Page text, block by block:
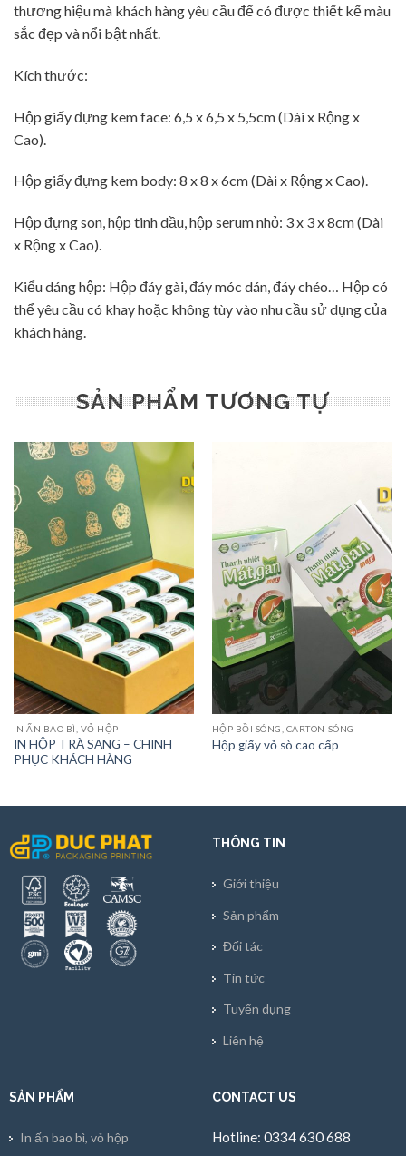
thương hiệu mà khách hàng yêu cầu để có được thiết kế màu
sắc đẹp và nổi bật nhất.
Kích thước:
Hộp giấy đựng kem face: 6,5 x 6,5 x 5,5cm (Dài x Rộng x
Cao).
Hộp giấy đựng kem body: 8 x 8 x 6cm (Dài x Rộng x Cao).
Hộp đựng son, hộp tinh dầu, hộp serum nhỏ: 3 x 3 x 8cm (Dài
x Rộng x Cao).
Kiểu dáng hộp: Hộp đáy gài, đáy móc dán, đáy chéo… Hộp có
thể yêu cầu có khay hoặc không tùy vào nhu cầu sử dụng của
khách hàng.
SẢN PHẨM TƯƠNG TỰ
IN ẤN BAO BÌ, VỎ HỘP
IN HỘP TRÀ SANG – CHINH
PHỤC KHÁCH HÀNG
HỘP BỒI SÓNG, CARTON SÓNG
Hộp giấy vỏ sò cao cấp
THÔNG TIN
Giới thiệu
Sản phẩm
Đối tác
Tin tức
Tuyển dụng
Liên hệ
SẢN PHẨM
In ấn bao bì, vỏ hộp
CONTACT US
Hotline: 0334 630 688